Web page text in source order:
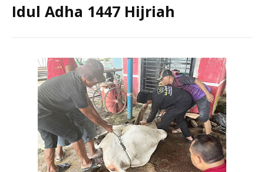
Idul Adha 1447 Hijriah